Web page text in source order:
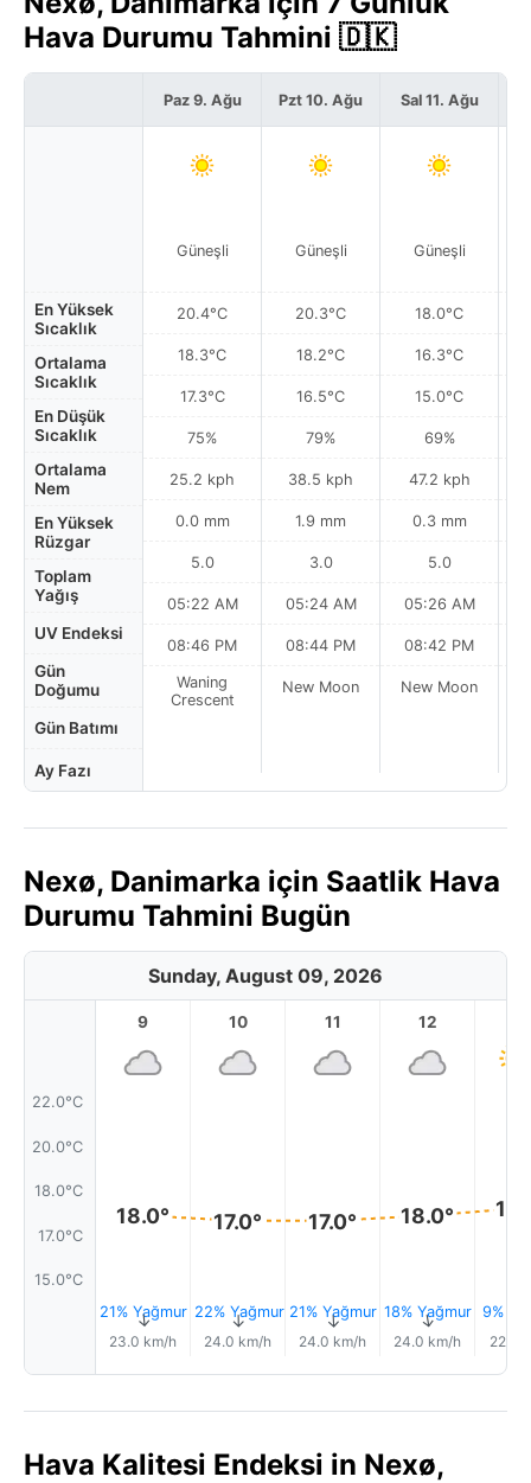
Hava Durumu Tahmini 🇩🇰
En Yüksek
Sıcaklık
Ortalama
Sıcaklık
En Düşük
Sıcaklık
Ortalama
Nem
En Yüksek
Rüzgar
Toplam
Yağış
UV Endeksi
Gün
Doğumu
Gün Batımı
Ay Fazı
Paz 9. Ağu
Güneşli
20.4°C
18.3°C
17.3°C
75%
25.2 kph
0.0 mm
5.0
05:22 AM
08:46 PM
Waning
Crescent
Pzt 10. Ağu
Güneşli
20.3°C
18.2°C
16.5°C
79%
38.5 kph
1.9 mm
3.0
05:24 AM
08:44 PM
New Moon
Sal 11. Ağu
Güneşli
18.0°C
16.3°C
15.0°C
69%
47.2 kph
0.3 mm
5.0
05:26 AM
08:42 PM
New Moon
Nexø, Danimarka için Saatlik Hava
Durumu Tahmini Bugün
Sunday, August 09, 2026
22.0°C
20.0°C
18.0°C
17.0°C
15.0°C
9
18.0°
21% Yağmur
↑
23.0 km/h
10
17.0°
22% Yağmur
↑
24.0 km/h
11
17.0°
21% Yağmur
↑
24.0 km/h
12
18.0°
18% Yağmur
↑
24.0 km/h
9%
22.0
Hava Kalitesi Endeksi in Nexø,